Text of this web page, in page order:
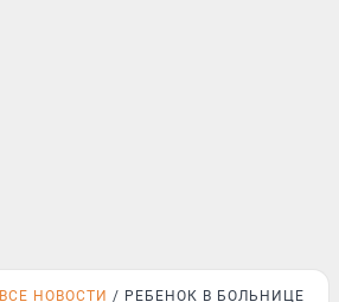
ВСЕ НОВОСТИ РЕБЕНОК В БОЛЬНИЦЕ